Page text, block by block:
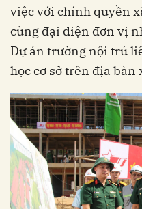
việc với chính quyền
cùng đại diện đơn vị
Dự án trường nội trú
học cơ sở trên địa bàn